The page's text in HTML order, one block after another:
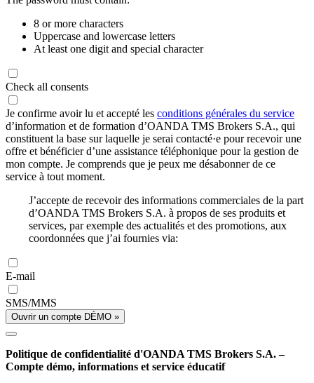
8 or more characters
Uppercase and lowercase letters
At least one digit and special character
Check all consents
Je confirme avoir lu et accepté les conditions générales du service
d’information et de formation d’OANDA TMS Brokers S.A., qui
constituent la base sur laquelle je serai contacté·e pour recevoir une
offre et bénéficier d’une assistance téléphonique pour la gestion de
mon compte. Je comprends que je peux me désabonner de ce
service à tout moment.
J’accepte de recevoir des informations commerciales de la part
d’OANDA TMS Brokers S.A. à propos de ses produits et
services, par exemple des actualités et des promotions, aux
coordonnées que j’ai fournies via:
E-mail
SMS/MMS
Ouvrir un compte DÉMO »
Politique de confidentialité d'OANDA TMS Brokers S.A. –
Compte démo, informations et service éducatif